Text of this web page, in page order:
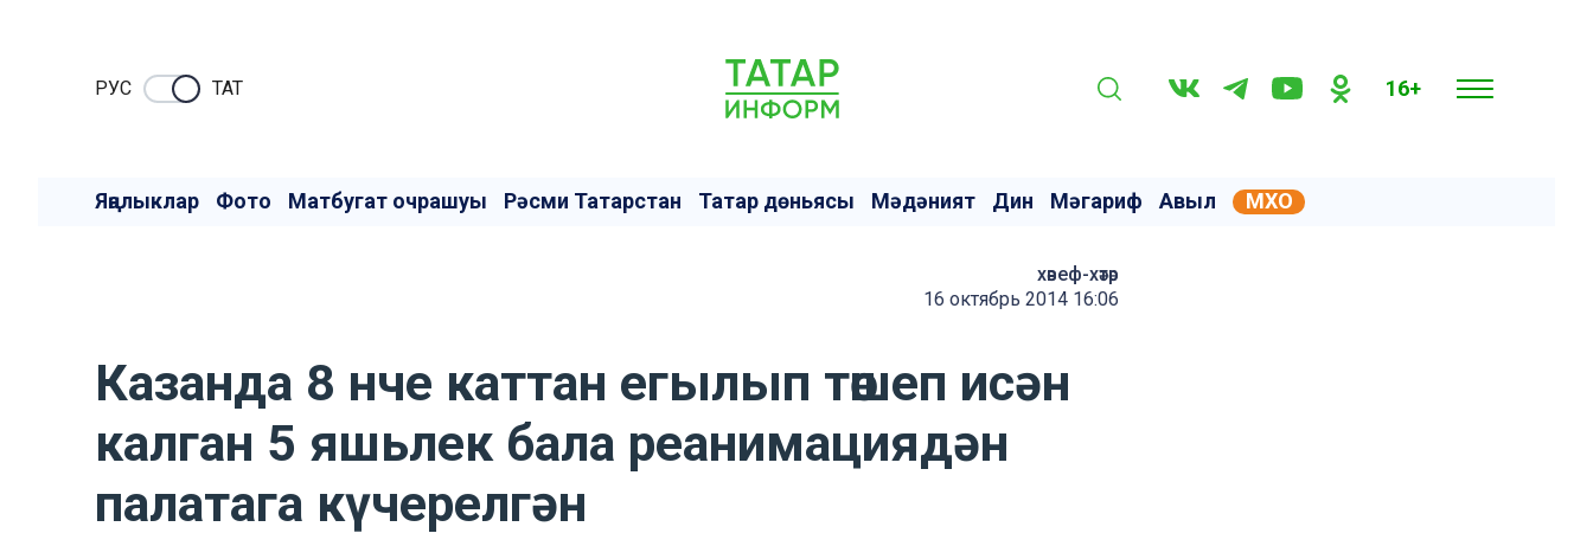
РУC ТАТ 16+
Яңалыклар Фото Матбугат очрашуы Рәсми Татарстан Татар дөньясы Мәдәният Дин Мәгариф Авыл МХО
хәвеф-хәтәр
16 октябрь 2014 16:06
Казанда 8 нче каттан егылып төшеп исән
калган 5 яшьлек бала реанимациядән
палатага күчерелгән